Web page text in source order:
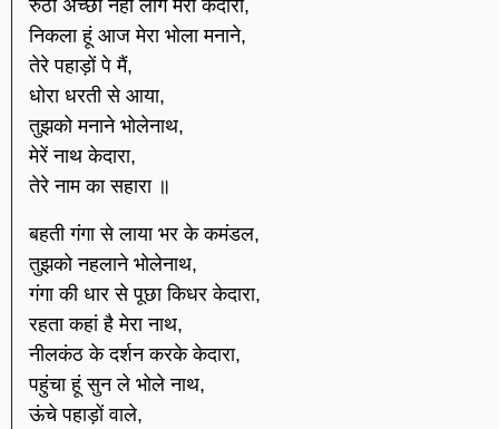
रुठा अच्छा नहीं लागे मेरा केदारा,
निकला हूं आज मेरा भोला मनाने,
तेरे पहाड़ों पे मैं,
धोरा धरती से आया,
तुझको मनाने भोलेनाथ,
मेरें नाथ केदारा,
तेरे नाम का सहारा ॥
बहती गंगा से लाया भर के कमंडल,
तुझको नहलाने भोलेनाथ,
गंगा की धार से पूछा किधर केदारा,
रहता कहां है मेरा नाथ,
नीलकंठ के दर्शन करके केदारा,
पहुंचा हूं सुन ले भोले नाथ,
ऊंचे पहाड़ों वाले,